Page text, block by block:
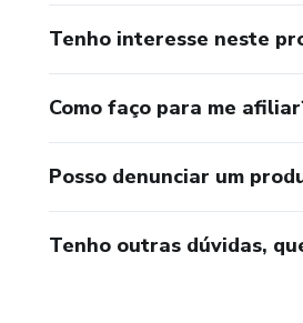
Tenho interesse neste
Como faço para me
Posso denunciar um
Tenho outras dúvidas,